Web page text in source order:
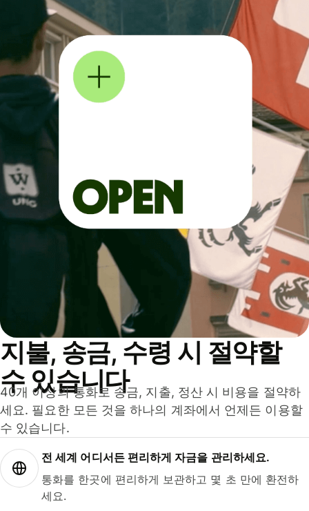
지불, 송금, 수령 시 절약할
수 있습니다
40개 이상의 통화로 송금, 지출, 정산 시 비용을 절약하
세요. 필요한 모든 것을 하나의 계좌에서 언제든 이용할
수 있습니다.
전 세계 어디서든 편리하게 자금을 관리하세요.
통화를 한곳에 편리하게 보관하고 몇 초 만에 환전하
세요.